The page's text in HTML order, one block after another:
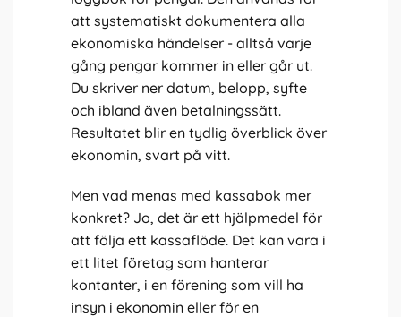
att systematiskt dokumentera alla
ekonomiska händelser - alltså varje
gång pengar kommer in eller går ut.
Du skriver ner datum, belopp, syfte
och ibland även betalningssätt.
Resultatet blir en tydlig överblick över
ekonomin, svart på vitt.
Men vad menas med kassabok mer
konkret? Jo, det är ett hjälpmedel för
att följa ett kassaflöde. Det kan vara i
ett litet företag som hanterar
kontanter, i en förening som vill ha
insyn i ekonomin eller för en